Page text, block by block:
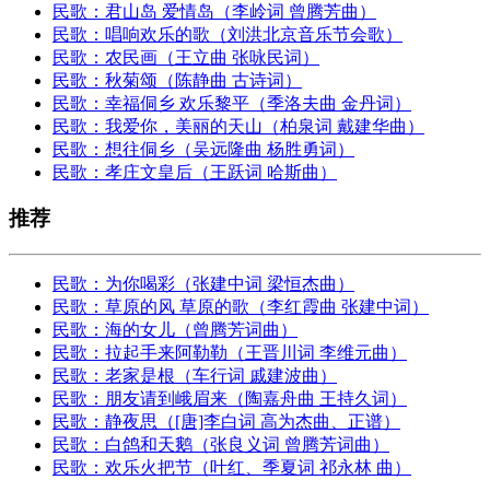
民歌：君山岛 爱情岛（李岭词 曾腾芳曲）
民歌：唱响欢乐的歌（刘洪北京音乐节会歌）
民歌：农民画（王立曲 张咏民词）
民歌：秋菊颂（陈静曲 古诗词）
民歌：幸福侗乡 欢乐黎平（季洛夫曲 金丹词）
民歌：我爱你，美丽的天山（柏泉词 戴建华曲）
民歌：想往侗乡（吴远隆曲 杨胜勇词）
民歌：孝庄文皇后（王跃词 哈斯曲）
推荐
民歌：为你喝彩（张建中词 梁恒杰曲）
民歌：草原的风 草原的歌（李红霞曲 张建中词）
民歌：海的女儿（曾腾芳词曲）
民歌：拉起手来阿勒勒（王晋川词 李维元曲）
民歌：老家是根（车行词 戚建波曲）
民歌：朋友请到峨眉来（陶嘉舟曲 王持久词）
民歌：静夜思（[唐]李白词 高为杰曲、正谱）
民歌：白鸽和天鹅（张良义词 曾腾芳词曲）
民歌：欢乐火把节（叶红、季夏词 祁永林 曲）